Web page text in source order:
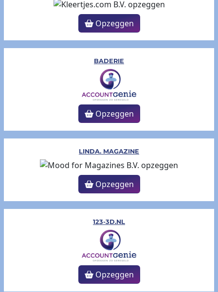
Opzeggen
BADERIE
Opzeggen
LINDA. MAGAZINE
Opzeggen
123-3D.NL
Opzeggen